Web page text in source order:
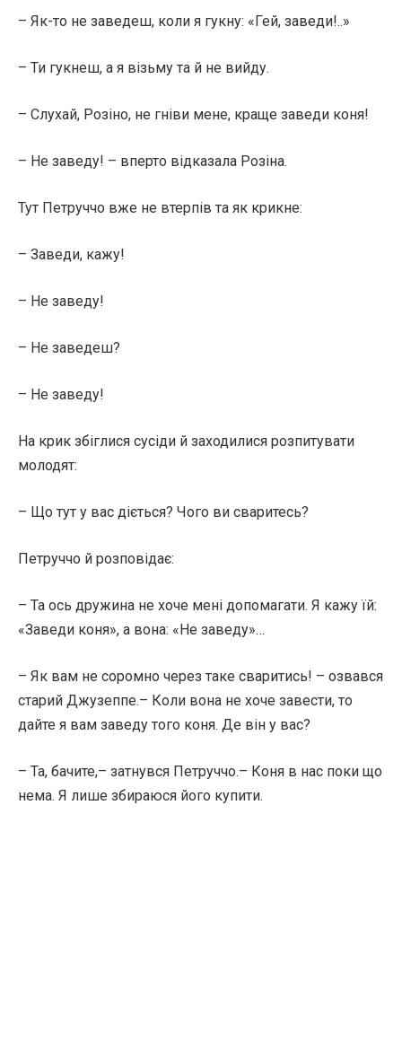
– Як-то не заведеш, коли я гукну: «Гей, заведи!..»
– Ти гукнеш, а я візьму та й не вийду.
– Слухай, Розіно, не гніви мене, краще заведи коня!
– Не заведу! – вперто відказала Розіна.
Тут Петруччо вже не втерпів та як крикне:
– Заведи, кажу!
– Не заведу!
– Не заведеш?
– Не заведу!
На крик збіглися сусіди й заходилися розпитувати
молодят:
– Що тут у вас діється? Чого ви сваритесь?
Петруччо й розповідає:
– Та ось дружина не хоче мені допомагати. Я кажу їй:
«Заведи коня», а вона: «Не заведу»…
– Як вам не соромно через таке сваритись! – озвався
старий Джузеппе.– Коли вона не хоче завести, то
дайте я вам заведу того коня. Де він у вас?
– Та, бачите,– затнувся Петруччо.– Коня в нас поки що
нема. Я лише збираюся його купити.